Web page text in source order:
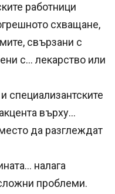
работници
схващане,
свързани с
с… лекарство или
специализантските
върху…
да разглеждат
налага
проблеми.